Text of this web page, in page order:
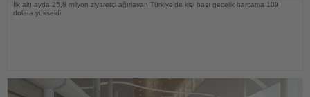
İlk altı ayda 25,8 milyon ziyaretçi ağırlayan Türkiye’de kişi başı gecelik harcama 109
dolara yükseldi